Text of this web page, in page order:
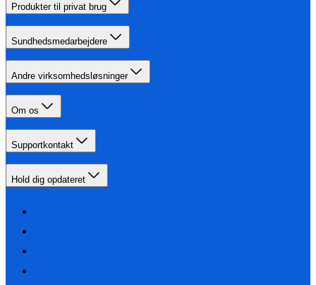
Produkter til privat brug
Sundhedsmedarbejdere
Andre virksomhedsløsninger
Om os
Supportkontakt
Hold dig opdateret